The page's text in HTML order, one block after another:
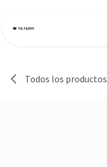
Todos los productos